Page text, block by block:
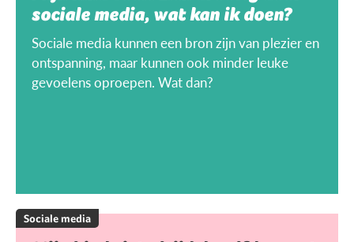
sociale media, wat kan ik doen?
Sociale media kunnen een bron zijn van plezier en
ontspanning, maar kunnen ook minder leuke
gevoelens oproepen. Wat dan?
Sociale media